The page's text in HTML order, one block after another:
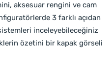
aksesuar rengini ve cam
3 farklı açıdan
inceleyebileceğiniz
özetini bir kapak görseli